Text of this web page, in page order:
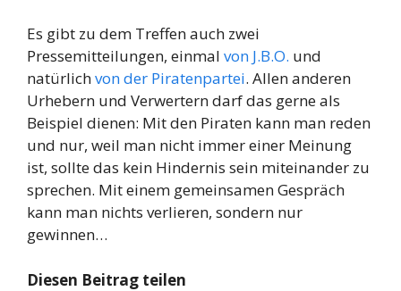
Es gibt zu dem Treffen auch zwei
Pressemitteilungen, einmal von J.B.O. und
natürlichvon der Piratenpartei. Allen anderen
Urhebern und Verwertern darf das gerne als
Beispiel dienen: Mit den Piraten kann man reden
und nur, weil man nicht immer einer Meinung
ist, sollte das kein Hindernis sein miteinander zu
sprechen. Mit einem gemeinsamen Gespräch
kann man nichts verlieren, sondern nur
gewinnen…
Diesen Beitrag teilen